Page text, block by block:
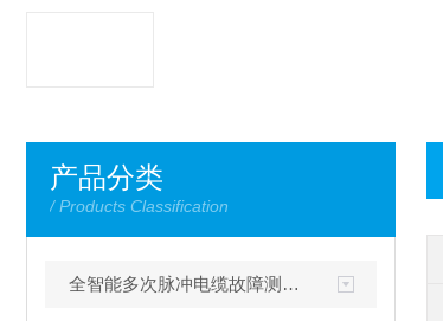
产品分类
/ Products Classification
全智能多次脉冲电缆故障测试仪